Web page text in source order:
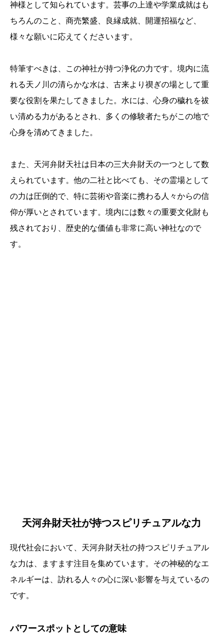
神様として知られています。芸事の上達や学業成就はも
ちろんのこと、商売繁盛、良縁成就、開運招福など、
様々な願いに応えてくださいます。
特筆すべきは、この神社が持つ浄化の力です。境内に流
れる天ノ川の清らかな水は、古来より禊ぎの場として重
要な役割を果たしてきました。水には、心身の穢れを祓
い清める力があるとされ、多くの修験者たちがこの地で
心身を清めてきました。
また、天河弁財天社は日本の三大弁財天の一つとして数
えられています。他の二社と比べても、その霊場として
の力は圧倒的で、特に芸術や音楽に携わる人々からの信
仰が厚いとされています。境内には数々の重要文化財も
残されており、歴史的な価値も非常に高い神社なので
す。
天河弁財天社が持つスピリチュアルな力
現代社会において、天河弁財天社の持つスピリチュアル
な力は、ますます注目を集めています。その神秘的なエ
ネルギーは、訪れる人々の心に深い影響を与えているの
です。
パワースポットとしての意味